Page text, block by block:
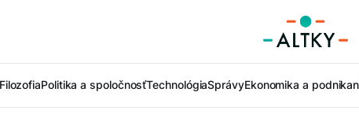
FilozofiaPolitika a spoločnosťTechnológiaSprávyEkonomika a